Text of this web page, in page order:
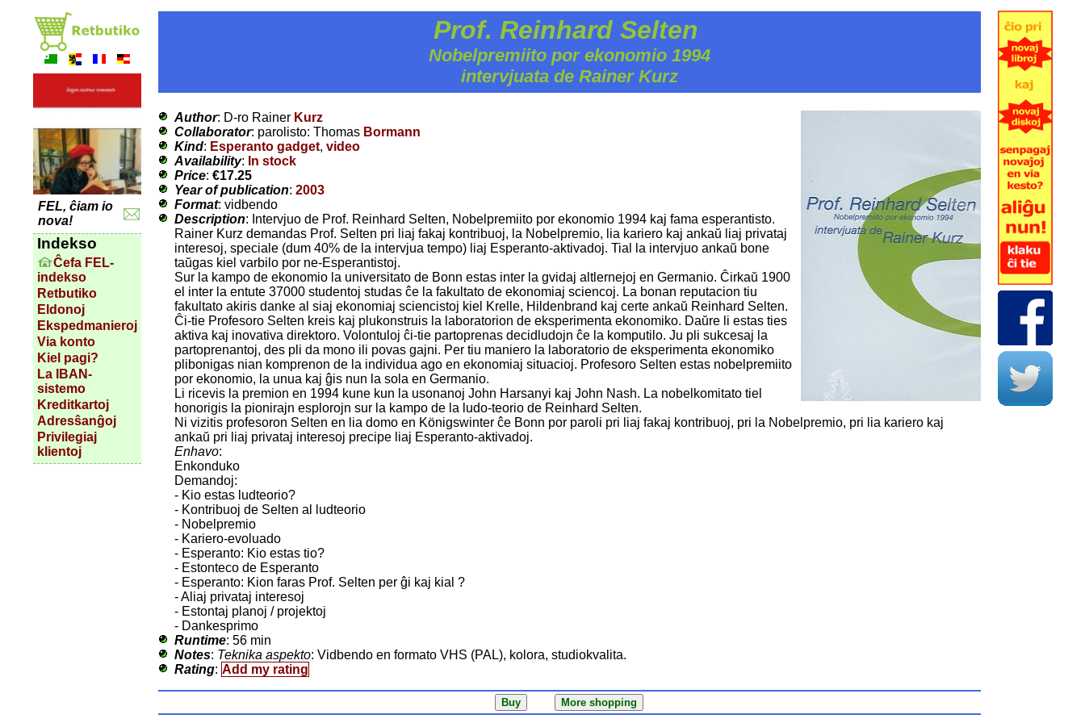
FEL, ĉiam io
nova!
Indekso
Ĉefa FEL-
indekso
Retbutiko
Eldonoj
Ekspedmanieroj
Via konto
Kiel pagi?
La IBAN-
sistemo
Kreditkartoj
Adresŝanĝoj
Privilegiaj
klientoj
Prof. Reinhard Selten ­
Nobelpremiito por ekonomio 1994
intervjuata de Rainer Kurz
Author: D-ro Rainer Kurz
Collaborator: parolisto: Thomas Bormann
Kind: Esperanto gadget, video
Availability: In stock
Price: €17.25
Year of publication: 2003
Format: vidbendo
Description: Intervjuo de Prof. Reinhard Selten, Nobelpremiito por ekonomio 1994 kaj fama esperantisto.
Rainer Kurz demandas Prof. Selten pri liaj fakaj kontribuoj, la Nobelpremio, lia kariero kaj ankaŭ liaj privataj
interesoj, speciale (dum 40% de la intervjua tempo) liaj Esperanto-aktivadoj. Tial la intervjuo ankaŭ bone
taŭgas kiel varbilo por ne-Esperantistoj.
Sur la kampo de ekonomio la universitato de Bonn estas inter la gvidaj altlernejoj en Germanio. Ĉirkaŭ 1900
el inter la entute 37000 studentoj studas ĉe la fakultato de ekonomiaj sciencoj. La bonan reputacion tiu
fakultato akiris danke al siaj ekonomiaj sciencistoj kiel Krelle, Hildenbrand kaj certe ankaŭ Reinhard Selten.
Ĉi-tie Profesoro Selten kreis kaj plukonstruis la laboratorion de eksperimenta ekonomiko. Daŭre li estas ties
aktiva kaj inovativa direktoro. Volontuloj ĉi-tie partoprenas decidludojn ĉe la komputilo. Ju pli sukcesaj la
partoprenantoj, des pli da mono ili povas gajni. Per tiu maniero la laboratorio de eksperimenta ekonomiko
plibonigas nian komprenon de la individua ago en ekonomiaj situacioj. Profesoro Selten estas nobelpremiito
por ekonomio, la unua kaj ĝis nun la sola en Germanio.
Li ricevis la premion en 1994 kune kun la usonanoj John Harsanyi kaj John Nash. La nobelkomitato tiel
honorigis la pionirajn esplorojn sur la kampo de la ludo-teorio de Reinhard Selten.
Ni vizitis profesoron Selten en lia domo en Königswinter ĉe Bonn por paroli pri liaj fakaj kontribuoj, pri la Nobelpremio, pri lia kariero kaj
ankaŭ pri liaj privataj interesoj precipe liaj Esperanto-aktivadoj.
Enhavo:
Enkonduko
Demandoj:
- Kio estas ludteorio?
- Kontribuoj de Selten al ludteorio
- Nobelpremio
- Kariero-evoluado
- Esperanto: Kio estas tio?
- Estonteco de Esperanto
- Esperanto: Kion faras Prof. Selten per ĝi kaj kial ?
- Aliaj privataj interesoj
- Estontaj planoj / projektoj
- Dankesprimo
Runtime: 56 min
Notes: Teknika aspekto: Vidbendo en formato VHS (PAL), kolora, studiokvalita.
Rating: Add my rating